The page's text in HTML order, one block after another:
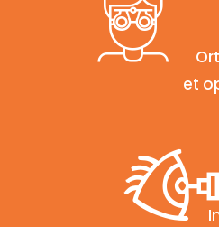
et